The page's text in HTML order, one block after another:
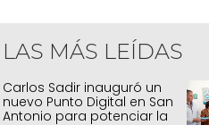
LAS MÁS LEÍDAS
Carlos Sadir inauguró un
nuevo Punto Digital en San
Antonio para potenciar la